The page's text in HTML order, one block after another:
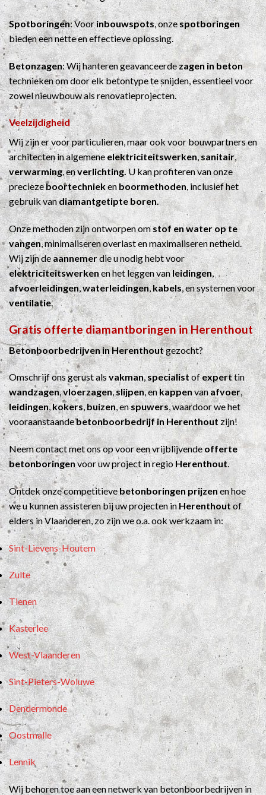
Spotboringen: Voorinbouwspots, onzespotboringen
bieden een nette en effectieve oplossing.
Betonzagen: Wij hanteren geavanceerde zagen in beton
technieken om door elk betontype te snijden, essentieel voor
zowel nieuwbouw als renovatieprojecten.
Veelzijdigheid
Wij zijn er voor particulieren, maar ook voor bouwpartners en
architecten in algemeneelektriciteitswerken,sanitair,
verwarming, enverlichting.U kan profiteren van onze
preciezeboortechniekenboormethoden, inclusief het
gebruik vandiamantgetipte boren.
Onze methoden zijn ontworpen omstof en water op te
vangen, minimaliseren overlast en maximaliseren netheid.
Wij zijn deaannemerdie u nodig hebt voor
elektriciteitswerkenen het leggen vanleidingen,
afvoerleidingen,waterleidingen,kabels, en systemen voor
ventilatie.
Gratis offerte diamantboringen in Herenthout
Betonboorbedrijven in Herenthoutgezocht?
Omschrijf ons gerust alsvakman,specialistofexperttin
wandzagen,vloerzagen,slijpen, enkappenvanafvoer,
leidingen,kokers,buizen, enspuwers, waardoor we het
vooraanstaandebetonboorbedrijf in Herenthoutzijn!
Neem contact met ons op voor een vrijblijvendeofferte
betonboringenvoor uw project in regio Herenthout.
Ontdek onze competitievebetonboringen prijzenen hoe
we u kunnen assisteren bij uw projecten inHerenthoutof
elders in Vlaanderen, zo zijn we o.a. ook werkzaam in:
Sint-Lievens-Houtem
Zulte
Tienen
Kasterlee
West-Vlaanderen
Sint-Pieters-Woluwe
Dendermonde
Oostmalle
Lennik
Wij behoren toe aan een netwerk van betonboorbedrijven in